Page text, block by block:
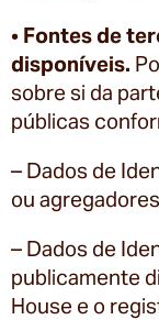
• Fontes de
disponíveis.
sobre si da
públicas
– Dados de
ou
– Dados de
publicamente
House e o